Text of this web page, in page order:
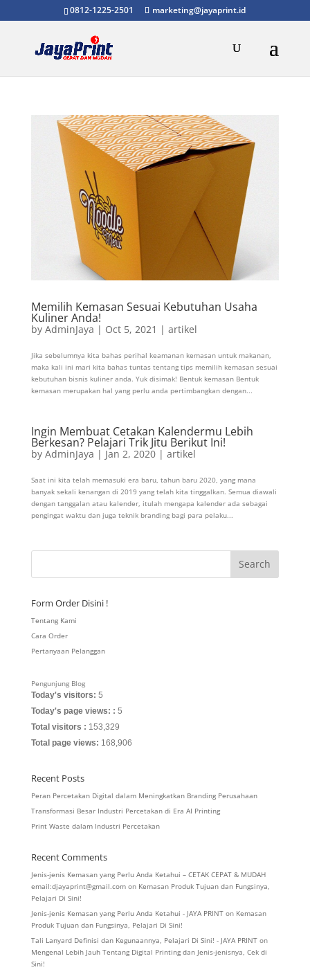
0812-1225-2501 marketing@jayaprint.id
Memilih Kemasan Sesuai Kebutuhan Usaha
Kuliner Anda!
by AdminJaya | Oct 5, 2021 | artikel
Jika sebelumnya kita bahas perihal keamanan kemasan untuk makanan,
maka kali ini mari kita bahas tuntas tentang tips memilih kemasan sesuai
kebutuhan bisnis kuliner anda. Yuk disimak! Bentuk kemasan Bentuk
kemasan merupakan hal yang perlu anda pertimbangkan dengan...
Ingin Membuat Cetakan Kalendermu Lebih
Berkesan? Pelajari Trik Jitu Berikut Ini!
by AdminJaya | Jan 2, 2020| artikel
Saat ini kita telah memasuki era baru, tahun baru 2020, yang mana
banyak sekali kenangan di 2019 yang telah kita tinggalkan. Semua diawali
dengan tanggalan atau kalender, itulah mengapa kalender ada sebagai
pengingat waktu dan juga teknik branding bagi para pelaku...
Form Order Disini !
Tentang Kami
Cara Order
Pertanyaan Pelanggan
Pengunjung Blog
Today's visitors: 5
Today's page views: : 5
Total visitors : 153,329
Total page views: 168,906
Recent Posts
Peran Percetakan Digital dalam Meningkatkan Branding Perusahaan
Transformasi Besar Industri Percetakan di Era AI Printing
Print Waste dalam Industri Percetakan
Recent Comments
Jenis-jenis Kemasan yang Perlu Anda Ketahui – CETAK CEPAT & MUDAH
email:djayaprint@gmail.comon Kemasan Produk Tujuan dan Fungsinya,
Pelajari Di Sini!
Jenis-jenis Kemasan yang Perlu Anda Ketahui - JAYA PRINTon Kemasan
Produk Tujuan dan Fungsinya, Pelajari Di Sini!
Tali Lanyard Definisi dan Kegunaannya, Pelajari Di Sini! - JAYA PRINTon
Mengenal Lebih Jauh Tentang Digital Printing dan Jenis-jenisnya, Cek di
Sini!